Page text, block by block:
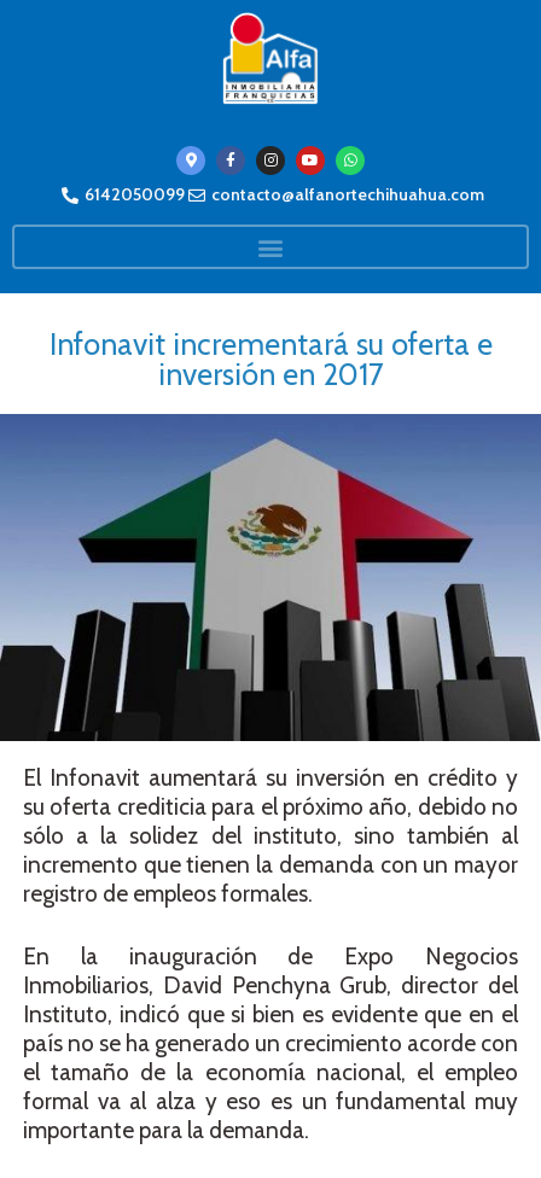
6142050099 contacto@alfanortechihuahua.com
Infonavit incrementará su oferta e
inversión en 2017
El Infonavit aumentará su inversión en crédito y
su oferta crediticia para el próximo año, debido no
sólo a la solidez del instituto, sino también al
incremento que tienen la demanda con un mayor
registro de empleos formales.
En la inauguración de Expo Negocios
Inmobiliarios, David Penchyna Grub, director del
Instituto, indicó que si bien es evidente que en el
país no se ha generado un crecimiento acorde con
el tamaño de la economía nacional, el empleo
formal va al alza y eso es un fundamental muy
importante para la demanda.